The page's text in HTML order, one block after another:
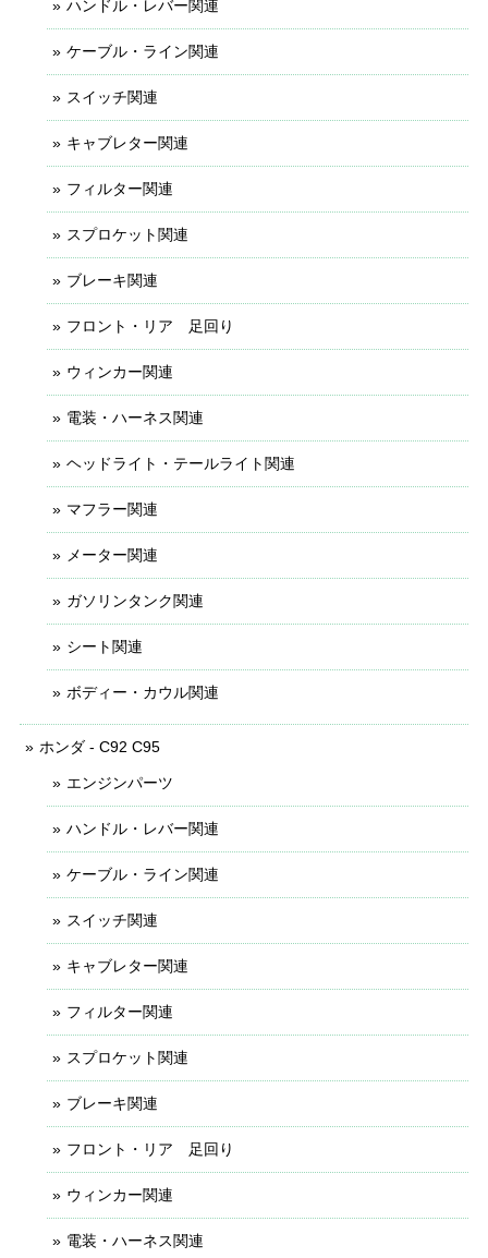
ハンドル・レバー関連
ケーブル・ライン関連
スイッチ関連
キャブレター関連
フィルター関連
スプロケット関連
ブレーキ関連
フロント・リア 足回り
ウィンカー関連
電装・ハーネス関連
ヘッドライト・テールライト関連
マフラー関連
メーター関連
ガソリンタンク関連
シート関連
ボディー・カウル関連
ホンダ - C92 C95
エンジンパーツ
ハンドル・レバー関連
ケーブル・ライン関連
スイッチ関連
キャブレター関連
フィルター関連
スプロケット関連
ブレーキ関連
フロント・リア 足回り
ウィンカー関連
電装・ハーネス関連